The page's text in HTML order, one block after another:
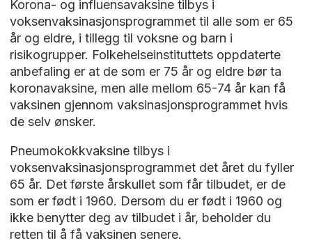
Korona- og influensavaksine tilbys i
voksenvaksinasjonsprogrammet til alle som er 65
år og eldre, i tillegg til voksne og barn i
risikogrupper. Folkehelseinstituttets oppdaterte
anbefaling er at de som er 75 år og eldre bør ta
koronavaksine, men alle mellom 65-74 år kan få
vaksinen gjennom vaksinasjonsprogrammet hvis
de selv ønsker.
Pneumokokkvaksine tilbys i
voksenvaksinasjonsprogrammet det året du fyller
65 år. Det første årskullet som får tilbudet, er de
som er født i 1960. Dersom du er født i 1960 og
ikke benytter deg av tilbudet i år, beholder du
retten til å få vaksinen senere.